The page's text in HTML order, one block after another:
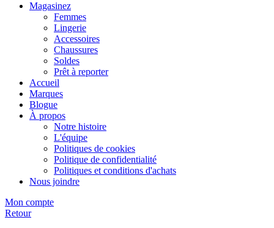
Magasinez
Femmes
Lingerie
Accessoires
Chaussures
Soldes
Prêt à reporter
Accueil
Marques
Blogue
À propos
Notre histoire
L'équipe
Politiques de cookies
Politique de confidentialité
Politiques et conditions d'achats
Nous joindre
Mon compte
Retour